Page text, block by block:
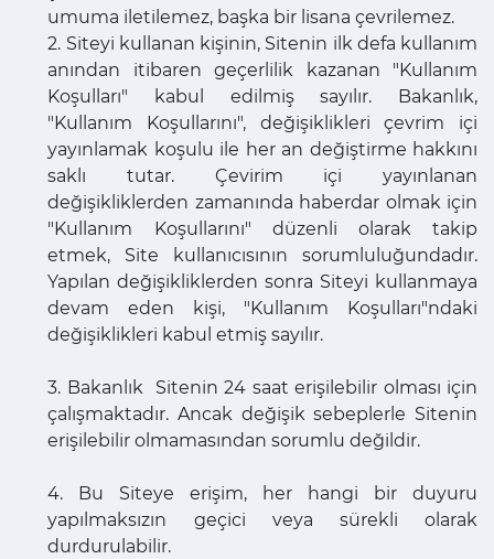
umuma iletilemez, başka bir lisana çevrilemez.
2. Siteyi kullanan kişinin, Sitenin ilk defa kullanım
anından itibaren geçerlilik kazanan "Kullanım
Koşulları" kabul edilmiş sayılır. Bakanlık,
"Kullanım Koşullarını", değişiklikleri çevrim içi
yayınlamak koşulu ile her an değiştirme hakkını
saklı tutar. Çevirim içi yayınlanan
değişikliklerden zamanında haberdar olmak için
"Kullanım Koşullarını" düzenli olarak takip
etmek, Site kullanıcısının sorumluluğundadır.
Yapılan değişikliklerden sonra Siteyi kullanmaya
devam eden kişi, "Kullanım Koşulları"ndaki
değişiklikleri kabul etmiş sayılır.
3. Bakanlık Sitenin 24 saat erişilebilir olması için
çalışmaktadır. Ancak değişik sebeplerle Sitenin
erişilebilir olmamasından sorumlu değildir.
4. Bu Siteye erişim, her hangi bir duyuru
yapılmaksızın geçici veya sürekli olarak
durdurulabilir.